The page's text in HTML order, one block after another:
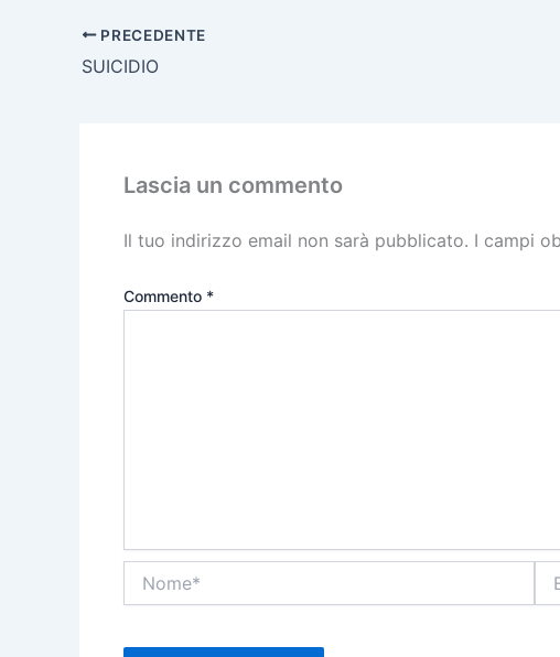
PRECEDENTE
SUICIDIO
Lascia un commento
Il tuo indirizzo email non sarà pubblicato. I campi
Commento *